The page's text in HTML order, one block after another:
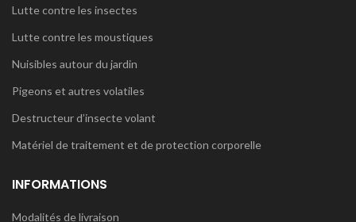
Lutte contre les insectes
Lutte contre les moustiques
Nuisibles autour du jardin
Pigeons et autres volatiles
Destructeur d’insecte volant
Matériel de traitement et de protection corporelle
INFORMATIONS
Modalités de livraison